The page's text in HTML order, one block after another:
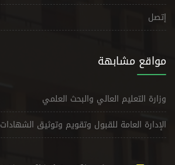
إتصل
مواقع مشابهة
وزارة التعليم العالي والبحث العلمي
الإدارة العامة للقبول وتقويم وتوثيق الشهادات